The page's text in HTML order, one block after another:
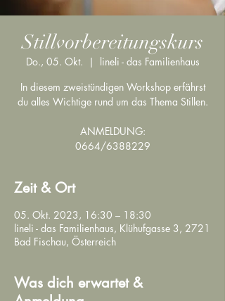
Stillvorbereitungskurs
Do., 05. Okt.
  |
lineli - das Familienhaus
In diesem zweistündigen Workshop erfährst
du alles Wichtige rund um das Thema Stillen.
ANMELDUNG:
0664/6388229
Zeit & Ort
05. Okt. 2023, 16:30 – 18:30
lineli - das Familienhaus, Klühufgasse 3, 2721
Bad Fischau, Österreich
Was dich erwartet &